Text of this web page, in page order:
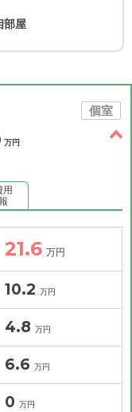
部屋
個室
万円
用
21.6 万円
10.2 万円
4.8 万円
6.6 万円
0 万円